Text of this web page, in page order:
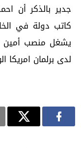
جدير بالذكر أن
كاتب دولة في
يشغل منصب أمين
لدى برلمان